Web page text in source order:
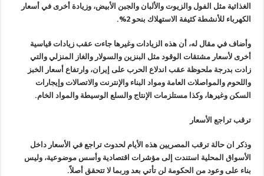
الغذائية مثل الفول والزيوت والألبان والجبن الأبيض، وزيادة أخرى في أسعار
الكهرباء للأنشطة كثيفة الاستهلاك بنحو 2 %.
وأضاف في مقال له، أن هذه الزيادات وغيرها جاءت عقب زيادات قياسية
أخرى لأسعار مشتقات الوقود مثل البنزين والسولار والغاز المنزلي والتي
زادت بدرجة ملحوظة عقب اندلاع الحرب على إيران، وارتفاع أسعار الخبز
واللحوم والمواصلات العامة ومواد البناء والإنترنت والاتصالات وإيجارات
السكن وغيرها، وكذا مستلزمات الإنتاج والسلع الوسيطة والمواد الخام.
ترقب تراجع الأسعار
وذكر ان حالة ترقب المصريين هذه الأيام لحدوث تراجع في الأسعار داخل
الأسواق المحلية استندت إلى مؤشرات اقتصادية وأسس موضوعية، وليس
بناء على وعود من الحكومة لن تأتي بعد وربما لا تتحقق أصلاً.